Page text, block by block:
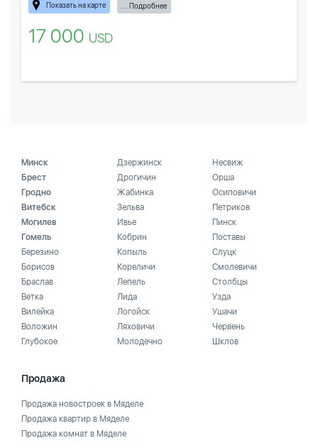
Показать на карте ... Подробнее
17 000 USD
Минск
Брест
Гродно
Витебск
Могилев
Гомель
Березино
Борисов
Браслав
Ветка
Вилейка
Воложин
Глубокое
Дзержинск
Дрогичин
Жабинка
Зельва
Ивье
Кобрин
Копыль
Кореличи
Лепель
Лида
Логойск
Ляховичи
Молодечно
Несвиж
Орша
Осиповичи
Петриков
Пинск
Поставы
Слуцк
Смолевичи
Столбцы
Узда
Ушачи
Червень
Шклов
Продажа
Продажа новостроек в Мяделе
Продажа квартир в Мяделе
Продажа комнат в Мяделе